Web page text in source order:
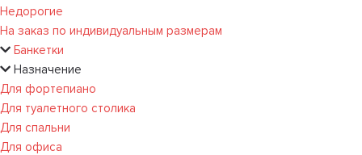
Недорогие
На заказ по индивидуальным размерам
Банкетки
Назначение
Для фортепиано
Для туалетного столика
Для спальни
Для офиса